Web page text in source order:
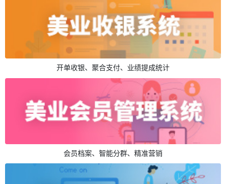
开单收银、聚合支付、业绩提成统计
会员档案、智能分群、精准营销